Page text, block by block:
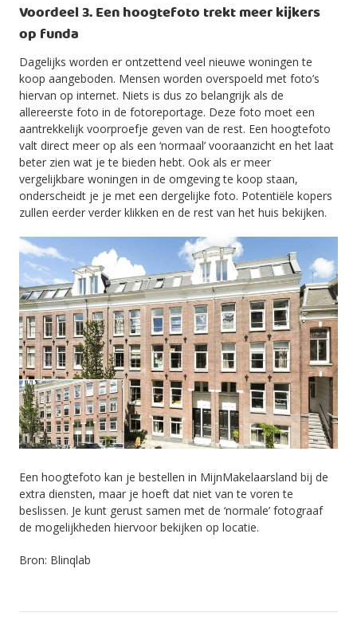
Voordeel 3. Een hoogtefoto trekt meer kijkers
op funda
Dagelijks worden er ontzettend veel nieuwe woningen te
koop aangeboden. Mensen worden overspoeld met foto’s
hiervan op internet. Niets is dus zo belangrijk als de
allereerste foto in de fotoreportage. Deze foto moet een
aantrekkelijk voorproefje geven van de rest. Een hoogtefoto
valt direct meer op als een ‘normaal’ vooraanzicht en het laat
beter zien wat je te bieden hebt. Ook als er meer
vergelijkbare woningen in de omgeving te koop staan,
onderscheidt je je met een dergelijke foto. Potentiële kopers
zullen eerder verder klikken en de rest van het huis bekijken.
Een hoogtefoto kan je bestellen in MijnMakelaarsland bij de
extra diensten, maar je hoeft dat niet van te voren te
beslissen. Je kunt gerust samen met de ‘normale’ fotograaf
de mogelijkheden hiervoor bekijken op locatie.
Bron: Blinqlab